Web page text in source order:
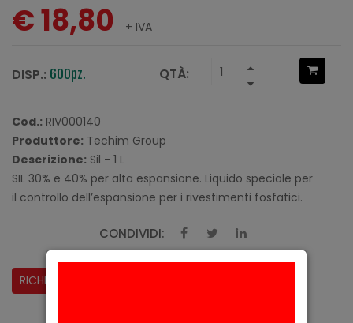
€ 18,80 + IVA
DISP.: 600pz. QTÀ:
Cod.: RIV000140
Produttore: Techim Group
Descrizione: Sil - 1 L
SIL 30% e 40% per alta espansione. Liquido speciale per
il controllo dell’espansione per i rivestimenti fosfatici.
CONDIVIDI:
RICHIESTA INFORMAZIONI